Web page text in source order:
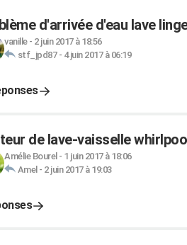
d'arrivée d'eau lave
vanille- 2 juin 2017 à 18:56
stf_jpd87- 4 juin 2017 à 06:19
de lave-vaisselle
Amélie Bourel - 1 juin 2017 à 18:06
Amel - 2 juin 2017 à 19:03